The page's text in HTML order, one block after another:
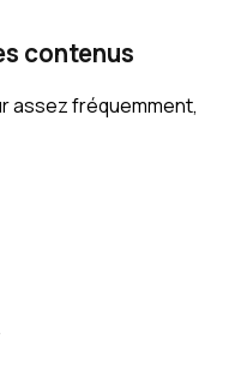
contenus
assez fréquemment,